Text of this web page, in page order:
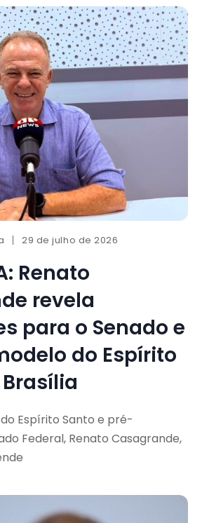
29 de julho de 2026
Renato
revela
para o Senado e
do Espírito
Espírito Santo e pré-
Federal, Renato Casagrande,